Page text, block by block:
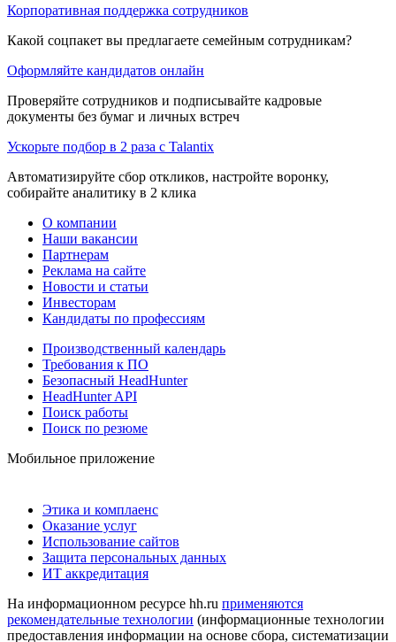
Корпоративная поддержка сотрудников
Какой соцпакет вы предлагаете семейным сотрудникам?
Оформляйте кандидатов онлайн
Проверяйте сотрудников и подписывайте кадровые
документы без бумаг и личных встреч
Ускорьте подбор в 2 раза с Talantix
Автоматизируйте сбор откликов, настройте воронку,
собирайте аналитику в 2 клика
О компании
Наши вакансии
Партнерам
Реклама на сайте
Новости и статьи
Инвесторам
Кандидаты по профессиям
Производственный календарь
Требования к ПО
Безопасный HeadHunter
HeadHunter API
Поиск работы
Поиск по резюме
Мобильное приложение
Этика и комплаенс
Оказание услуг
Использование сайтов
Защита персональных данных
ИТ аккредитация
На информационном ресурсе hh.ru применяются
рекомендательные технологии (информационные технологии
предоставления информации на основе сбора, систематизации